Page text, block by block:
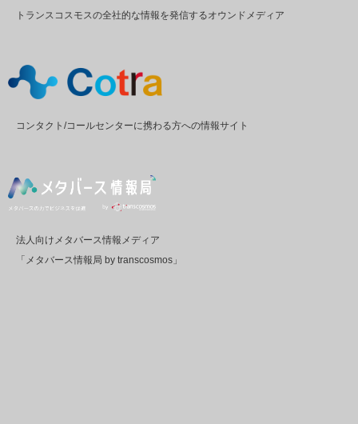
トランスコスモスの全社的な情報を発信するオウンドメディア
コンタクト/コールセンターに携わる方への情報サイト
法人向けメタバース情報メディア
「メタバース情報局 by transcosmos」